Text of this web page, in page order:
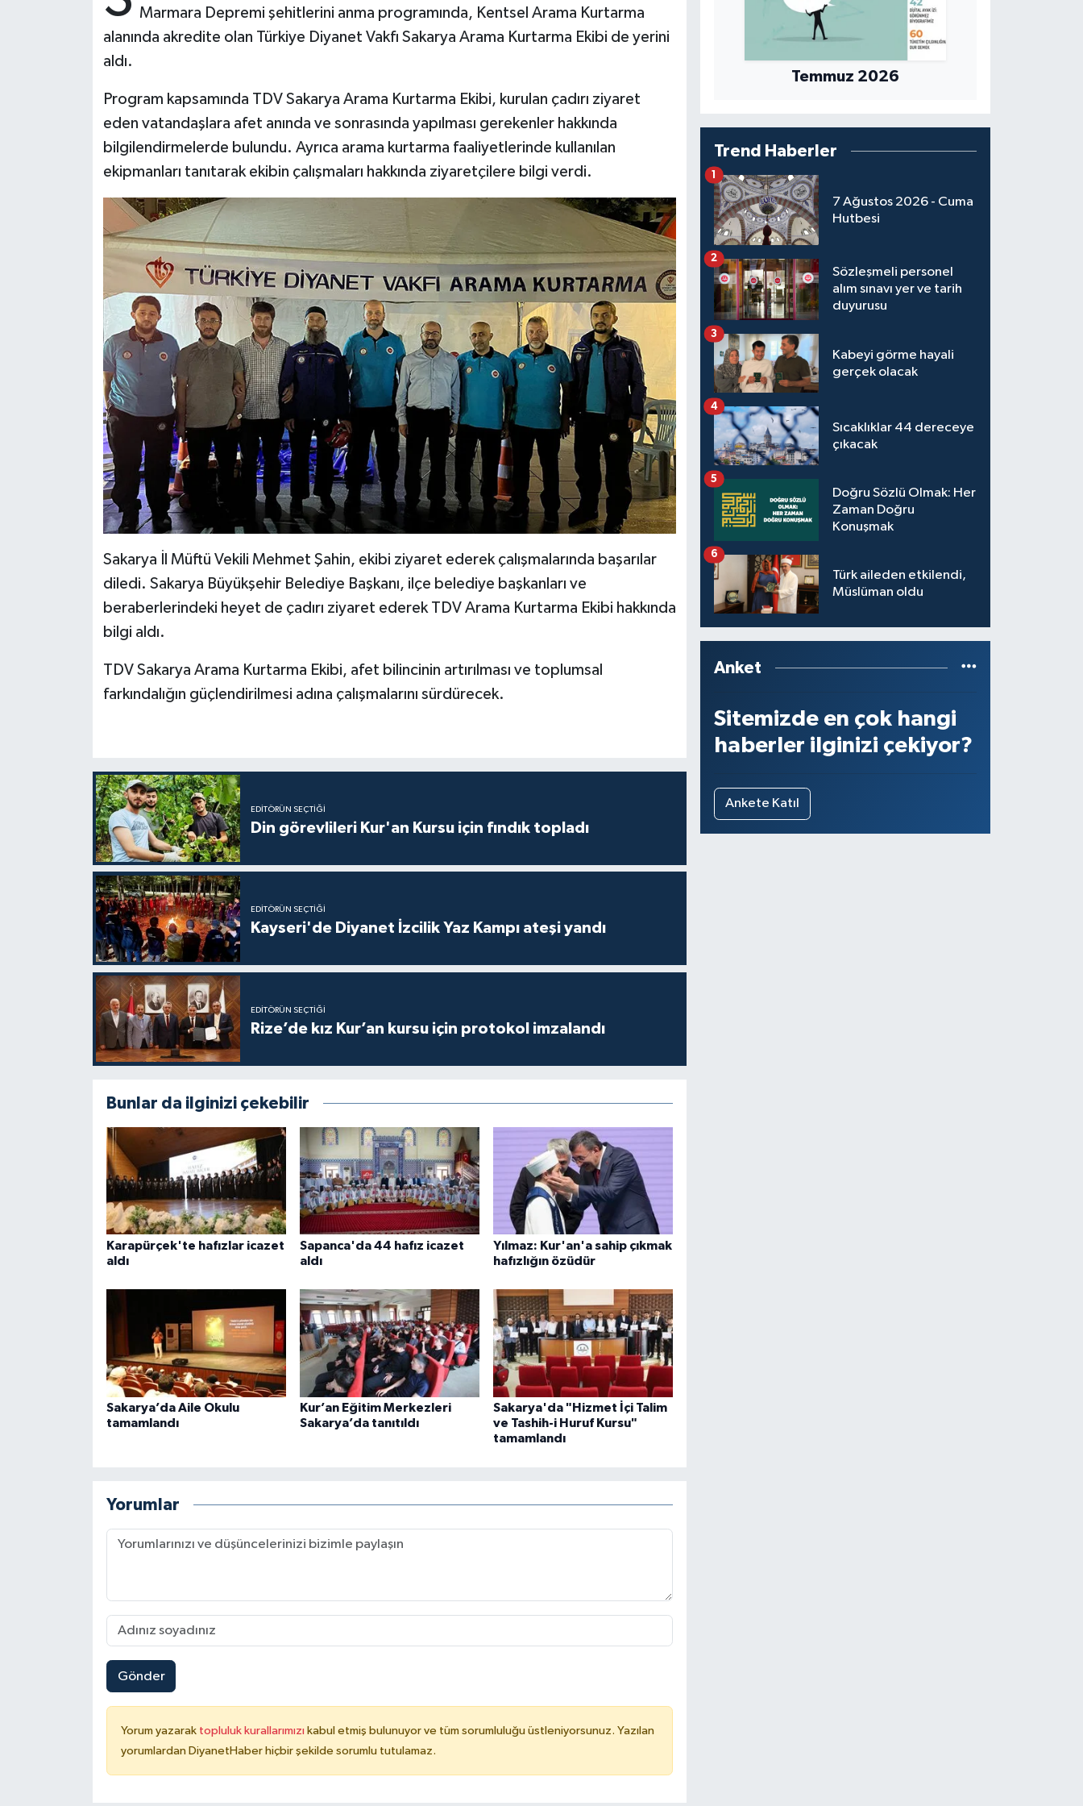
Marmara Depremi şehitlerini anma programında, Kentsel Arama Kurtarma
alanında akredite olan Türkiye Diyanet Vakfı Sakarya Arama Kurtarma Ekibi de yerini
aldı.
Program kapsamında TDV Sakarya Arama Kurtarma Ekibi, kurulan çadırı ziyaret
eden vatandaşlara afet anında ve sonrasında yapılması gerekenler hakkında
bilgilendirmelerde bulundu. Ayrıca arama kurtarma faaliyetlerinde kullanılan
ekipmanları tanıtarak ekibin çalışmaları hakkında ziyaretçilere bilgi verdi.
Sakarya İl Müftü Vekili Mehmet Şahin, ekibi ziyaret ederek çalışmalarında başarılar
diledi. Sakarya Büyükşehir Belediye Başkanı, ilçe belediye başkanları ve
beraberlerindeki heyet de çadırı ziyaret ederek TDV Arama Kurtarma Ekibi hakkında
bilgi aldı.
TDV Sakarya Arama Kurtarma Ekibi, afet bilincinin artırılması ve toplumsal
farkındalığın güçlendirilmesi adına çalışmalarını sürdürecek.
EDITÖRÜN SEÇTIĞI
Din görevlileri Kur'an Kursu için fındık topladı
EDITÖRÜN SEÇTIĞI
Kayseri'de Diyanet İzcilik Yaz Kampı ateşi yandı
EDITÖRÜN SEÇTIĞI
Rize’de kız Kur’an kursu için protokol imzalandı
Bunlar da ilginizi çekebilir
Karapürçek'te hafızlar icazet
aldı
Sapanca'da 44 hafız icazet
aldı
Yılmaz: Kur'an'a sahip çıkmak
hafızlığın özüdür
Sakarya’da Aile Okulu
tamamlandı
Kur’an Eğitim Merkezleri
Sakarya’da tanıtıldı
Sakarya'da "Hizmet İçi Talim
ve Tashih-i Huruf Kursu"
tamamlandı
Yorumlar
Gönder
Yorum yazarak topluluk kurallarımızı kabul etmiş bulunuyor ve tüm sorumluluğu üstleniyorsunuz. Yazılan
yorumlardan DiyanetHaber hiçbir şekilde sorumlu tutulamaz.
Temmuz 2026
Trend Haberler
7 Ağustos 2026 - Cuma
Hutbesi
1
Sözleşmeli personel
alım sınavı yer ve tarih
duyurusu
2
Kabeyi görme hayali
gerçek olacak
3
Sıcaklıklar 44 dereceye
çıkacak
4
Doğru Sözlü Olmak: Her
Zaman Doğru
Konuşmak
5
Türk aileden etkilendi,
Müslüman oldu
6
Anket
Sitemizde en çok hangi
haberler ilginizi çekiyor?
Ankete Katıl
Bitlis Müftülüğü
Burdur Müftülüğü
Çanakkale Müftülüğü
Çankırı Müftülüğü
Çorum Müftülüğü
Denizli Müftülüğü
Diyarbakır Müftülüğü
Düzce Müftülüğü
Edirne Müftülüğü
Elazığ Müftülüğü
Erzincan Müftülüğü
Erzurum Müftülüğü
Eskişehir Müftülüğü
Giresun Müftülüğü
Hakkari Müftülüğü
Hatay Müftülüğü
Iğdır Müftülüğü
Isparta Müftülüğü
İstanbul Müftülüğü
İzmir Müftülüğü
Kahramanmaraş Müftülüğü
Karabük Müftülüğü
Karaman Müftülüğü
Kars Müftülüğü
Kastamonu Müftülüğü
Kayseri Müftülüğü
Kırklareli Müftülüğü
Kırşehir Müftülüğü
Manisa Müftülüğü
Mardin Müftülüğü
Mersin Müftülüğü
Muğla Müftülüğü
Bilim, Teknoloji
Diyanet TV
İhtida Haberleri